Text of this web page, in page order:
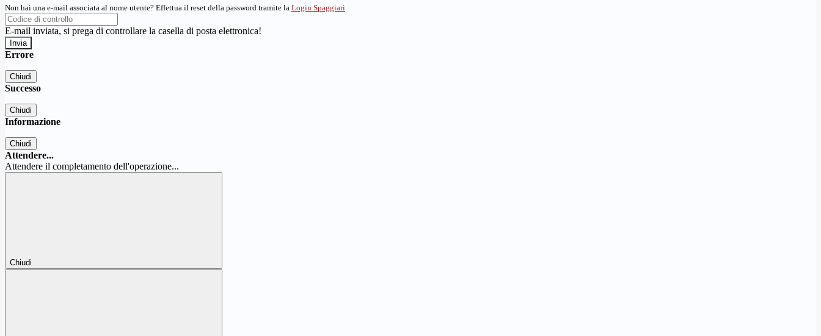
Non hai una e-mail associata al nome utente? Effettua il reset della password tramite la Login Spaggiari
E-mail inviata, si prega di controllare la casella di posta elettronica!
Errore
Chiudi
Successo
Chiudi
Informazione
Chiudi
Attendere...
Attendere il completamento dell'operazione...
Chiudi